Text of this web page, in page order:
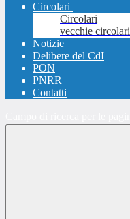
Circolari
Circolari
vecchie circolari
Notizie
Delibere del CdI
PON
PNRR
Contatti